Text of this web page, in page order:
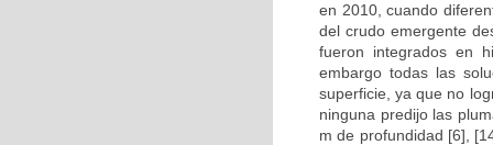
en 2010, cuando
del crudo emergente
fueron integrados en
embargo todas las
superficie, ya que no
ninguna predijo las
m de profundidad [6],